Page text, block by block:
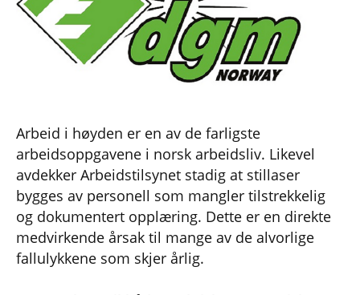
Arbeid i høyden er en av de farligste
arbeidsoppgavene i norsk arbeidsliv. Likevel
avdekker Arbeidstilsynet stadig at stillaser
bygges av personell som mangler tilstrekkelig
og dokumentert opplæring. Dette er en direkte
medvirkende årsak til mange av de alvorlige
fallulykkene som skjer årlig.